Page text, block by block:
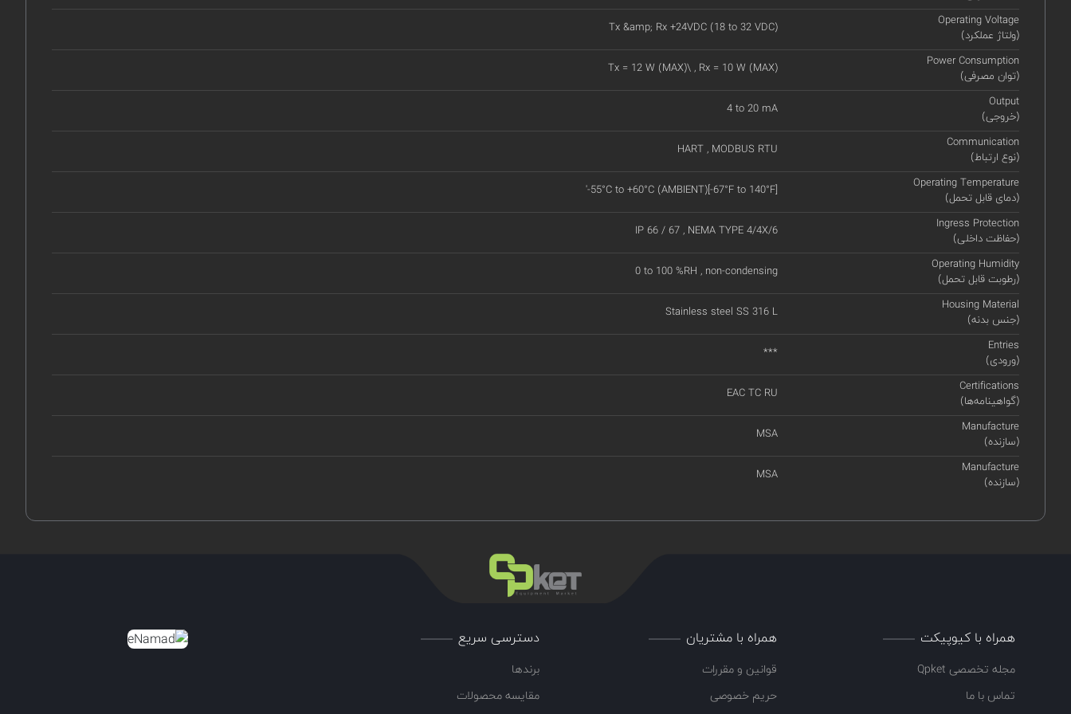
Operating Voltage
(ولتاژ عملکرد)
Tx &amp; Rx +24VDC (18 to 32 VDC)
Power Consumption
(توان مصرفی)
Tx = 12 W (MAX)\ , Rx = 10 W (MAX)
Output
(خروجی)
4 to 20 mA
Communication
(نوع ارتباط)
HART , MODBUS RTU
Operating Temperature
(دمای قابل تحمل)
'-55°C to +60°C (AMBIENT)[-67°F to 140°F]
Ingress Protection
(حفاظت داخلی)
IP 66 / 67 , NEMA TYPE 4/4X/6
Operating Humidity
(رطوبت قابل تحمل)
0 to 100 %RH , non-condensing
Housing Material
(جنس بدنه)
Stainless steel SS 316 L
Entries
(ورودی)
***
Certifications
(گواهینامه‌ها)
EAC TC RU
Manufacture
(سازنده)
MSA
Manufacture
(سازنده)
MSA
همراه با کیوپیکت
مجله تخصصی Qpket
تماس با ما
همراه با مشتریان
قوانین و مقررات
حریم خصوصی
دسترسی سریع
برندها
مقایسه محصولات